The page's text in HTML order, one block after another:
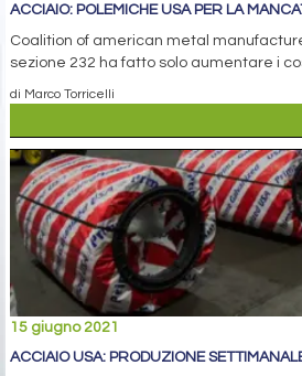
ACCIAIO: POLEMICHE USA PER LA
Coalition of american metal
sezione 232 ha fatto solo aumentare i
di Marco Torricelli
15 giugno 2021
ACCIAIO USA: PRODUZIONE